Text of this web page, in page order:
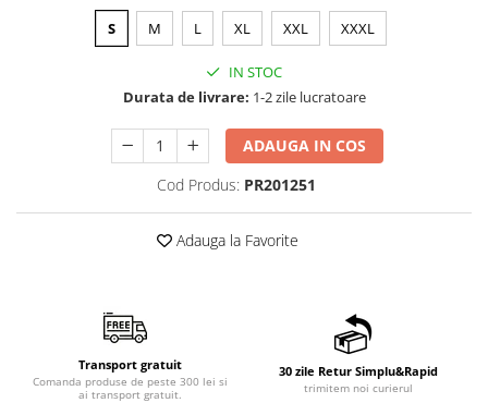
S M L XL XXL XXXL
IN STOC
Durata de livrare: 1-2 zile lucratoare
ADAUGA IN COS
Cod Produs: PR201251
Adauga la Favorite
Transport gratuit
Comanda produse de peste 300 lei si
ai transport gratuit.
30 zile Retur Simplu&Rapid
trimitem noi curierul